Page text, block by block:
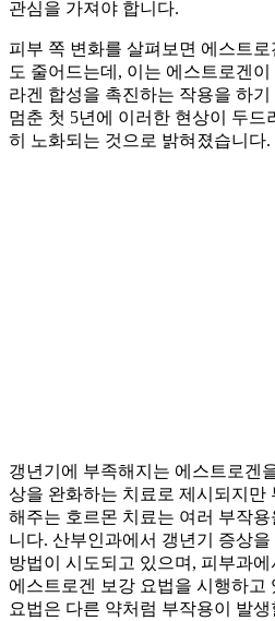
관심을 가져야 합니다.
피부 쪽 변화를 살펴보면 에스트
도 줄어드는데, 이는 에스트로겐
라겐 합성을 촉진하는 작용을 하
멈춘 첫 5년에 이러한 현상이 두드
히 노화되는 것으로 밝혀졌습니다.
갱년기에 부족해지는 에스트로겐
상을 완화하는 치료로 제시되지만
해주는 호르몬 치료는 여러 부작
니다. 산부인과에서 갱년기 증상
방법이 시도되고 있으며, 피부과
에스트로겐 보강 요법을 시행하고
요법은 다른 약처럼 부작용이 발